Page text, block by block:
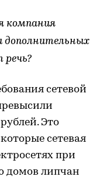
компания
дополнительных
речь?
сетевой
Это
сетевая
при
домов липчан